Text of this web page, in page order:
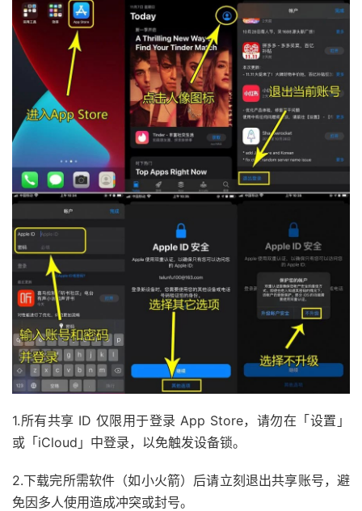
1.所有共享 ID 仅限用于登录 App Store，请勿在「设置」
或「iCloud」中登录，以免触发设备锁。
2.下载完所需软件（如小火箭）后请立刻退出共享账号，避
免因多人使用造成冲突或封号。